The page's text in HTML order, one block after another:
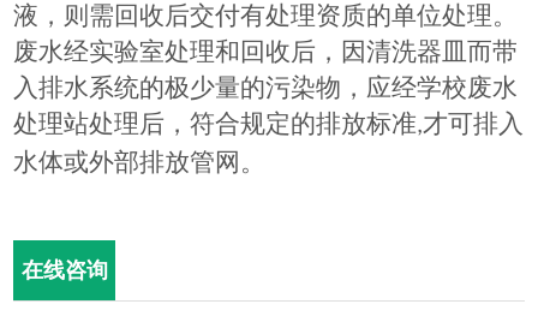
液，则需回收后交付有处理资质的单位处理。
废水经实验室处理和回收后，因清洗器皿而带
入排水系统的极少量的污染物，应经学校废水
处理站处理后，符合规定的排放标准,才可排入
水体或外部排放管网。
在线咨询